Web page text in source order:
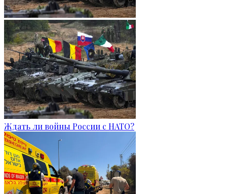
Ждать ли войны России с НАТО?